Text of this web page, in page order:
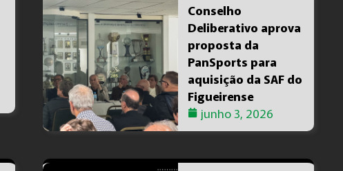
Conselho
Deliberativo aprova
proposta da
PanSports para
aquisição da SAF do
Figueirense
junho 3, 2026